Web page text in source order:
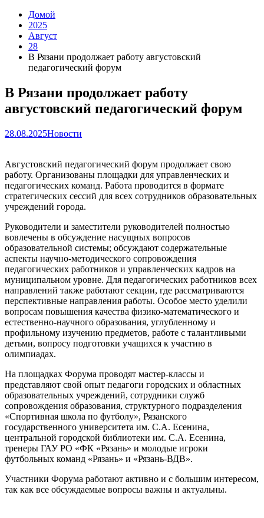
Домой
2025
Август
28
В Рязани продолжает работу августовский
педагогический форум
В Рязани продолжает работу
августовский педагогический форум
28.08.2025Новости
Августовский педагогический форум продолжает свою
работу. Организованы площадки для управленческих и
педагогических команд. Работа проводится в формате
стратегических сессий для всех сотрудников образовательных
учреждений города.
Руководители и заместители руководителей полностью
вовлечены в обсуждение насущных вопросов
образовательной системы; обсуждают содержательные
аспекты научно-методического сопровождения
педагогических работников и управленческих кадров на
муниципальном уровне. Для педагогических работников всех
направлений также работают секции, где рассматриваются
перспективные направления работы. Особое место уделили
вопросам повышения качества физико-математического и
естественно-научного образования, углубленному и
профильному изучению предметов, работе с талантливыми
детьми, вопросу подготовки учащихся к участию в
олимпиадах.
На площадках Форума проводят мастер-классы и
представляют свой опыт педагоги городских и областных
образовательных учреждений, сотрудники служб
сопровождения образования, структурного подразделения
«Спортивная школа по футболу», Рязанского
государственного университета им. С.А. Есенина,
центральной городской библиотеки им. С.А. Есенина,
тренеры ГАУ РО «ФК «Рязань» и молодые игроки
футбольных команд «Рязань» и «Рязань-ВДВ».
Участники Форума работают активно и с большим интересом,
так как все обсуждаемые вопросы важны и актуальны.